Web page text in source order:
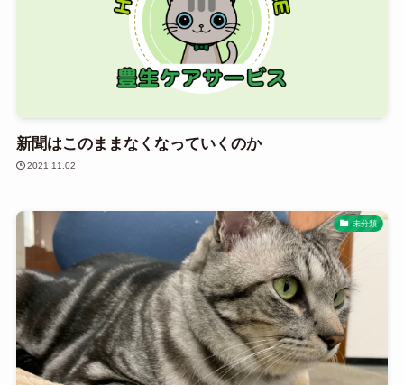
新聞はこのままなくなっていくのか
2021.11.02
未分類